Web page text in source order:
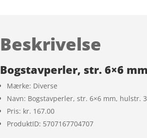
Beskrivelse
Bogstavperler, str. 6×6
Mærke: Diverse
Navn: Bogstavperler, str. 6×6 mm, hulstr.
Pris: kr. 167.00
ProduktID: 5707167704707